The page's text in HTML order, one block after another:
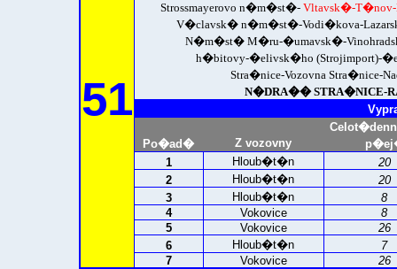
51
Strossmayerovo n�m�st�- Vltavsk�-
V�clavsk� n�m�st�-Vodi�kova-
N�m�st� M�ru-�umavsk�-
h�bitovy-�elivsk�ho (Strojimport)-
Stra�nice-Vozovna Stra�nice-
N�DRA�� STRA�NICE-
Po�ad�
Z vozovny
1
Hloub�t�n
20
2
Hloub�t�n
20
3
Hloub�t�n
8
4
Vokovice
8
5
Vokovice
26
6
Hloub�t�n
7
7
Vokovice 26